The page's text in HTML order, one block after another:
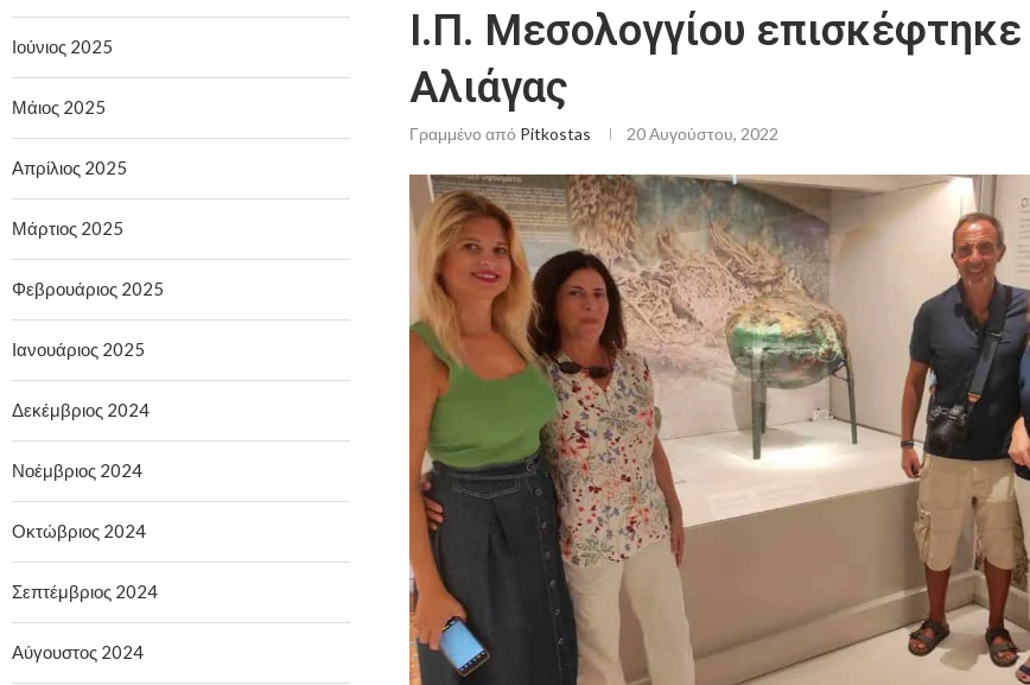
Ι.Π. Μεσολογγίου
Αλιάγας
Γραμμένο από Pitkostas 20 Αυγούστου, 2022
Ιούνιος 2025
Μάιος 2025
Απρίλιος 2025
Μάρτιος 2025
Φεβρουάριος 2025
Ιανουάριος 2025
Δεκέμβριος 2024
Νοέμβριος 2024
Οκτώβριος 2024
Σεπτέμβριος 2024
Αύγουστος 2024